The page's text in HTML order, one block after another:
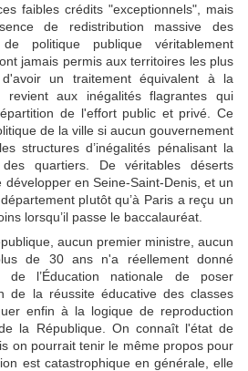
faibles crédits "exceptionnels", mais
de redistribution massive des
politique publique véritablement
jamais permis aux territoires les plus
un traitement équivalent à la
aux inégalités flagrantes qui
de l'effort public et privé. Ce
de la ville si aucun gouvernement
structures d’inégalités pénalisant la
quartiers. De véritables déserts
développer en Seine-Saint-Denis, et un
plutôt qu’à Paris a reçu un
lorsqu’il passe le baccalauréat.
aucun premier ministre, aucun
de 30 ans n'a réellement donné
l’Éducation nationale de poser
de la réussite éducative des classes
enfin à la logique de reproduction
la République. On connaît l'état de
on pourrait tenir le même propos pour
est catastrophique en générale, elle